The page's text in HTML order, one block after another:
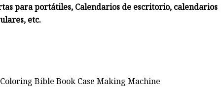
para portátiles, Calendarios de escritorio, calendarios
etc.